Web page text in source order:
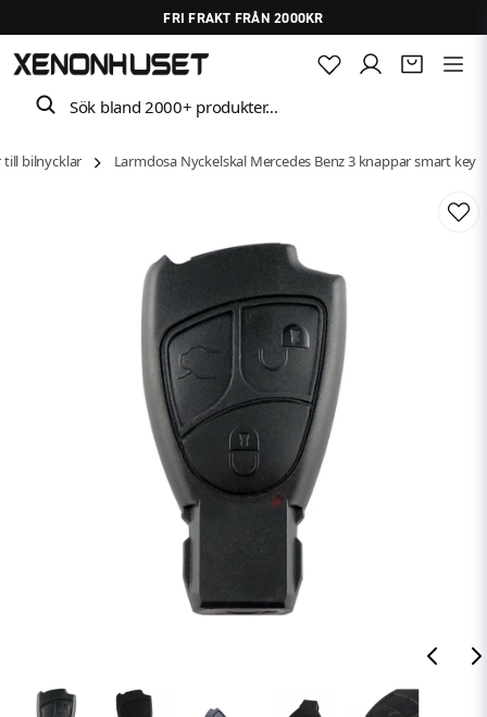
FRI FRAKT FRÅN 2000KR
Sök bland 2000+ produkter…
till bilnycklar Larmdosa Nyckelskal Mercedes Benz 3 knappar smart key